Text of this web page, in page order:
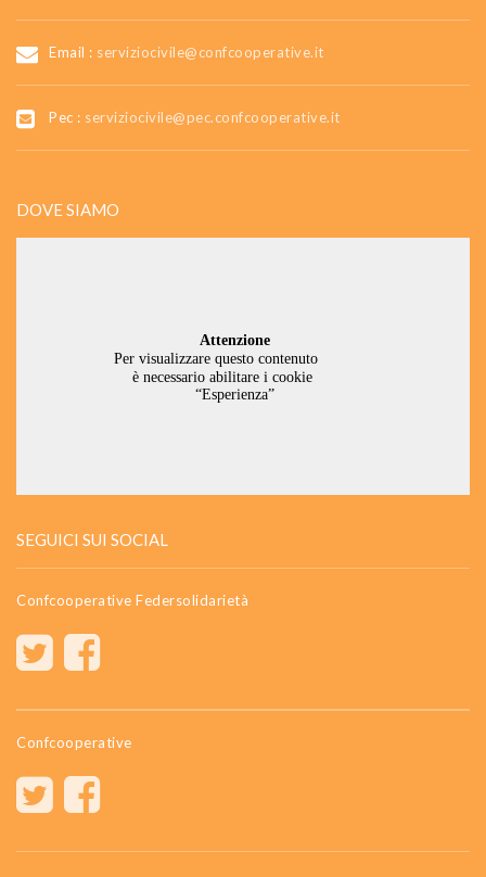
Email : serviziocivile@confcooperative.it
Pec : serviziocivile@pec.confcooperative.it
DOVE SIAMO
SEGUICI SUI SOCIAL
Confcooperative Federsolidarietà
Confcooperative